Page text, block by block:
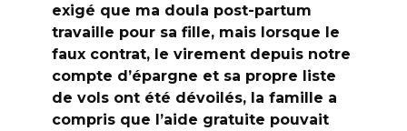
exigé que ma doula post-partum
travaille pour sa fille, mais lorsque le
faux contrat, le virement depuis notre
compte d’épargne et sa propre liste
de vols ont été dévoilés, la famille a
compris que l’aide gratuite pouvait